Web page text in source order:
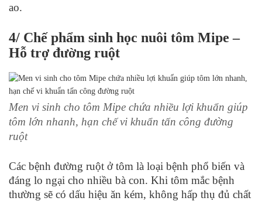
ao.
4/ Chế phẩm sinh học nuôi tôm Mipe –
Hỗ trợ đường ruột
Men vi sinh cho tôm Mipe chứa nhiều lợi khuẩn giúp
tôm lớn nhanh, hạn chế vi khuẩn tấn công đường
ruột
Các bệnh đường ruột ở tôm là loại bệnh phổ biến và
đáng lo ngại cho nhiều bà con. Khi tôm mắc bệnh
thường sẽ có dấu hiệu ăn kém, không hấp thụ đủ chất